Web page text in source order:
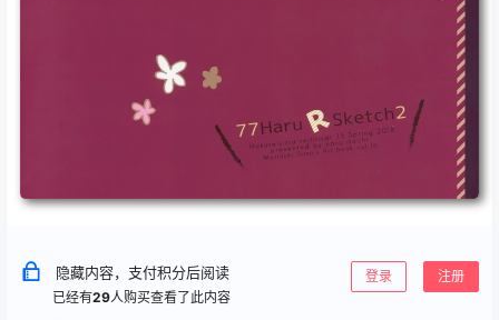
隐藏内容，支付积分后阅读
已经有29人购买查看了此内容
登录 注册